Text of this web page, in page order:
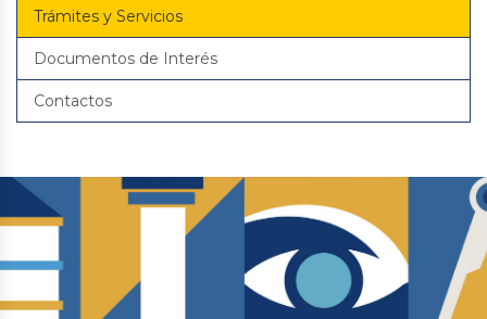
Trámites y Servicios
Documentos de Interés
Contactos